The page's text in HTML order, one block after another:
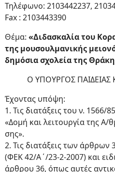
Τηλέφωνο: 2103442237,
Fax : 2103443390
Θέμα: «Διδασκαλία του
της μουσουλμανικής
δημόσια σχολεία της
Ο ΥΠΟΥΡΓΟΣ
Έχοντας υπόψη:
1. Τις διατάξεις του ν.
«Δομή και λειτουργία της Α/
σης».
2. Τις διατάξεις των άρθρων
(ΦΕΚ 42/Α΄/23-2-2007) και
άρθρου 36, όπως αυτές